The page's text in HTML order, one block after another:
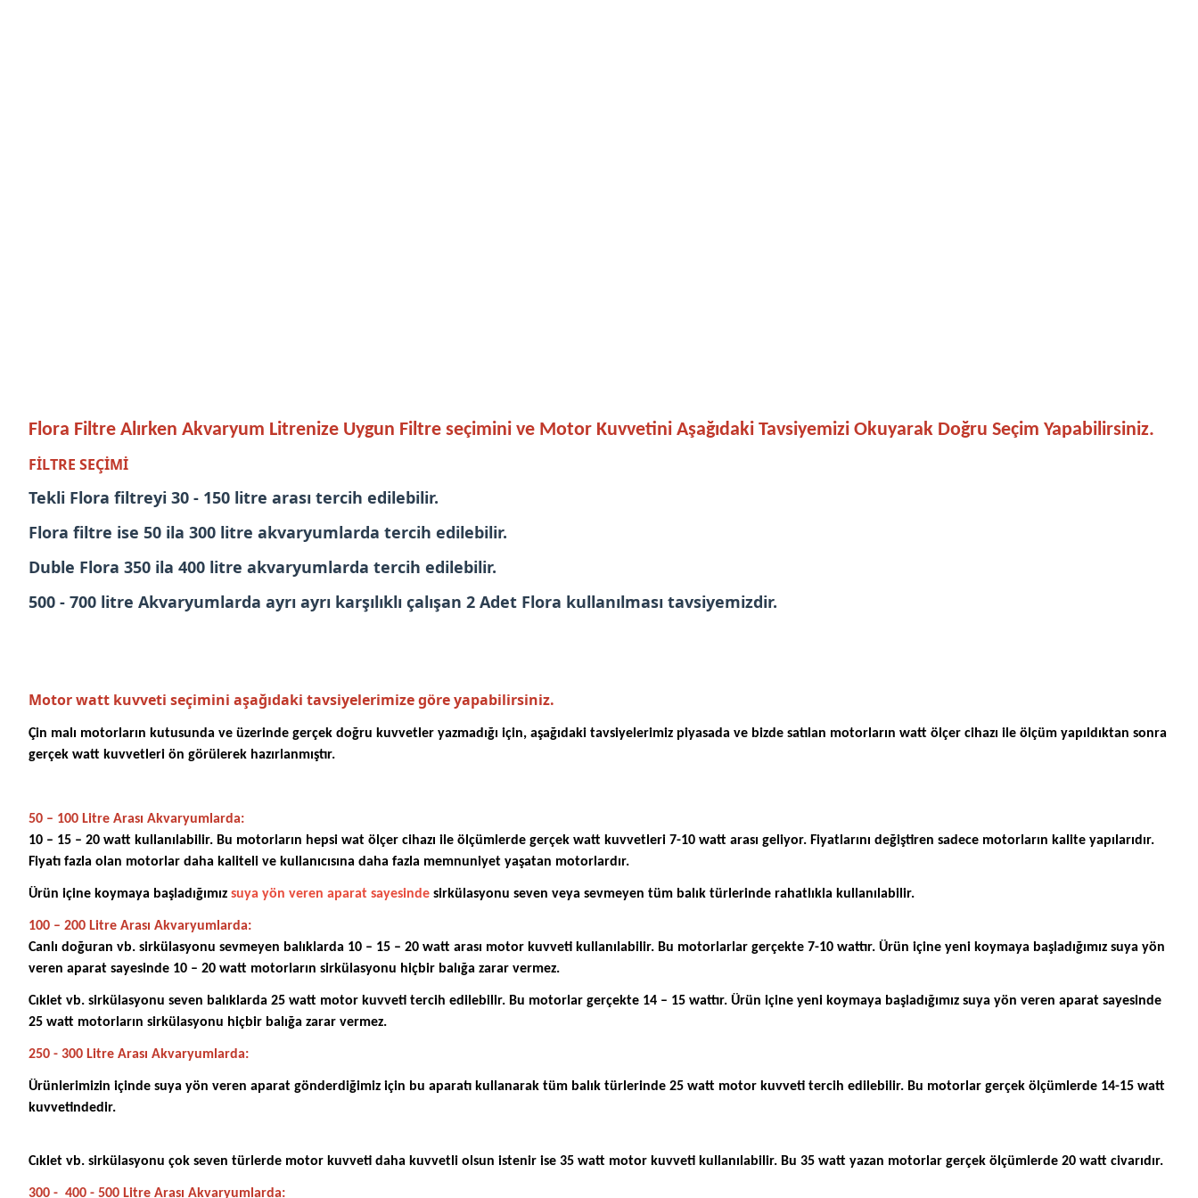
Flora Filtre Alırken Akvaryum Litrenize Uygun Filtre seçimini ve Motor Kuvvetini Aşağıdaki Tavsiyemizi Okuyarak Doğru Seçim Yapabilirsiniz.
FİLTRE SEÇİMİ
Tekli Flora filtreyi 30 - 150 litre arası tercih edilebilir.
Flora filtre ise 50 ila 300 litre akvaryumlarda tercih edilebilir.
Duble Flora 350 ila 400 litre akvaryumlarda tercih edilebilir.
500 - 700 litre Akvaryumlarda ayrı ayrı karşılıklı çalışan 2 Adet Flora kullanılması tavsiyemizdir.
Motor watt kuvveti seçimini aşağıdaki tavsiyelerimize göre yapabilirsiniz.
Çin malı motorların kutusunda ve üzerinde gerçek doğru kuvvetler yazmadığı için, aşağıdaki tavsiyelerimiz piyasada ve bizde satılan motorların watt ölçer cihazı ile ölçüm yapıldıktan sonra
gerçek watt kuvvetleri ön görülerek hazırlanmıştır.
50 – 100 Litre Arası Akvaryumlarda:
10 – 15 – 20 watt kullanılabilir. Bu motorların hepsi wat ölçer cihazı ile ölçümlerde gerçek watt kuvvetleri 7-10 watt arası geliyor. Fiyatlarını değiştiren sadece motorların kalite yapılarıdır.
Fiyatı fazla olan motorlar daha kaliteli ve kullanıcısına daha fazla memnuniyet yaşatan motorlardır.
Ürün içine koymaya başladığımız suya yön veren aparat sayesinde sirkülasyonu seven veya sevmeyen tüm balık türlerinde rahatlıkla kullanılabilir.
100 – 200 Litre Arası Akvaryumlarda:
Canlı doğuran vb. sirkülasyonu sevmeyen balıklarda 10 – 15 – 20 watt arası motor kuvveti kullanılabilir. Bu motorlarlar gerçekte 7-10 wattır. Ürün içine yeni koymaya başladığımız suya yön
veren aparat sayesinde 10 – 20 watt motorların sirkülasyonu hiçbir balığa zarar vermez.
Cıklet vb. sirkülasyonu seven balıklarda 25 watt motor kuvveti tercih edilebilir. Bu motorlar gerçekte 14 – 15 wattır. Ürün içine yeni koymaya başladığımız suya yön veren aparat sayesinde
25 watt motorların sirkülasyonu hiçbir balığa zarar vermez.
250 - 300 Litre Arası Akvaryumlarda:
Ürünlerimizin içinde suya yön veren aparat gönderdiğimiz için bu aparatı kullanarak tüm balık türlerinde 25 watt motor kuvveti tercih edilebilir. Bu motorlar gerçek ölçümlerde 14-15 watt
kuvvetindedir.
Cıklet vb. sirkülasyonu çok seven türlerde motor kuvveti daha kuvvetli olsun istenir ise 35 watt motor kuvveti kullanılabilir. Bu 35 watt yazan motorlar gerçek ölçümlerde 20 watt civarıdır.
300 - 400 - 500 Litre Arası Akvaryumlarda: